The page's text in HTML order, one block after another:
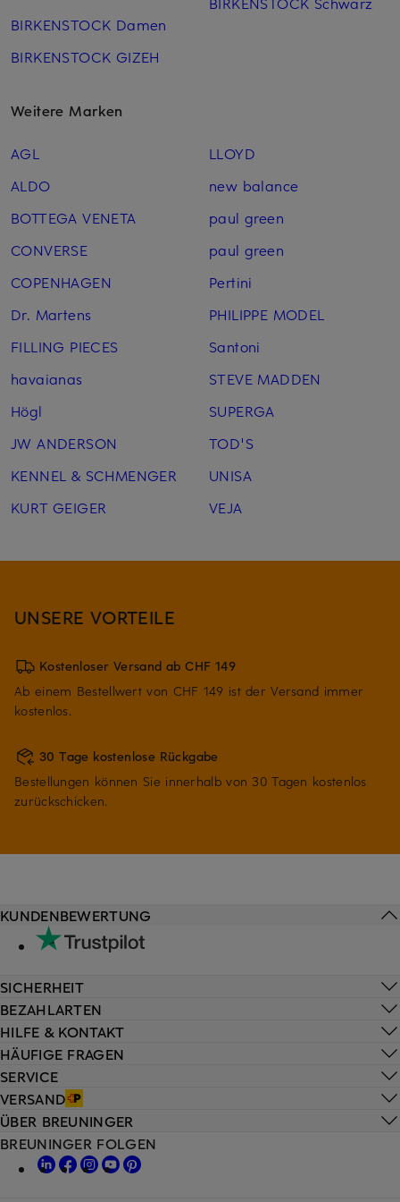
BIRKENSTOCK Damen
BIRKENSTOCK GIZEH
Weitere Marken
AGL
ALDO
BOTTEGA VENETA
CONVERSE
COPENHAGEN
Dr. Martens
FILLING PIECES
havaianas
Högl
JW ANDERSON
KENNEL & SCHMENGER
KURT GEIGER
LLOYD
new balance
paul green
paul green
Pertini
PHILIPPE MODEL
Santoni
STEVE MADDEN
SUPERGA
TOD'S
UNISA
VEJA
UNSERE VORTEILE
Kostenloser Versand ab CHF 149
Ab einem Bestellwert von CHF 149 ist der Versand immer
kostenlos.
30 Tage kostenlose Rückgabe
Bestellungen können Sie innerhalb von 30 Tagen kostenlos
zurückschicken.
HILFE & KONTAKT
HÄUFIGE FRAGEN
SERVICE
VERSAND
KUNDENBEWERTUNG
SICHERHEIT
BEZAHLARTEN
ÜBER BREUNINGER
BREUNINGER FOLGEN